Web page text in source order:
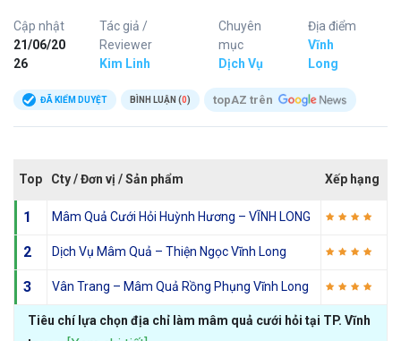
Cập nhật
21/06/20
26
Tác giả /
Reviewer
Kim Linh
Chuyên
mục
Dịch Vụ
Địa điểm
Vĩnh
Long
ĐÃ KIỂM DUYỆT BÌNH LUẬN (0) topAZ trên
Top Cty / Đơn vị / Sản phẩm Xếp hạng
1 Mâm Quả Cưới Hỏi Huỳnh Hương – VĨNH LONG
2 Dịch Vụ Mâm Quả – Thiện Ngọc Vĩnh Long
3 Vân Trang – Mâm Quả Rồng Phụng Vĩnh Long
Tiêu chí lựa chọn địa chỉ làm mâm quả cưới hỏi tại TP. Vĩnh